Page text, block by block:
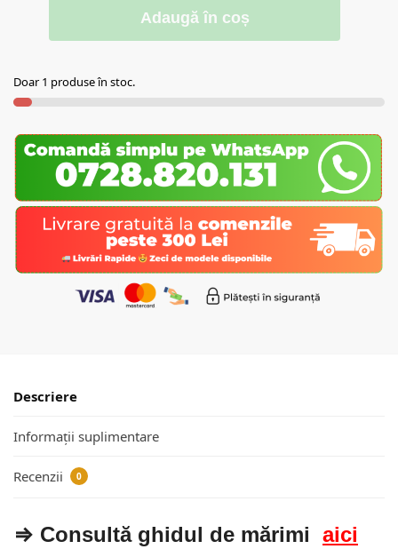
Adaugă în coș
Doar 1 produse în stoc.
Descriere
Informații suplimentare
Recenzii 0
⇒ Consultă ghidul de mărimi aici